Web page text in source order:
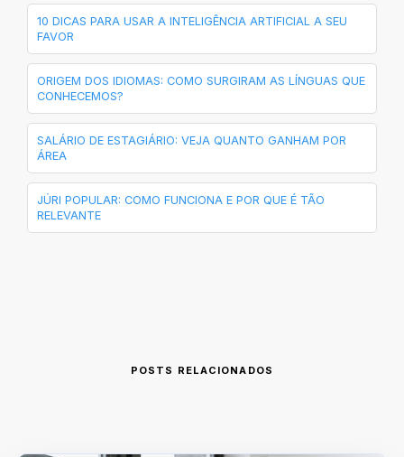
10 DICAS PARA USAR A INTELIGÊNCIA ARTIFICIAL A SEU
FAVOR
ORIGEM DOS IDIOMAS: COMO SURGIRAM AS LÍNGUAS QUE
CONHECEMOS?
SALÁRIO DE ESTAGIÁRIO: VEJA QUANTO GANHAM POR
ÁREA
JÚRI POPULAR: COMO FUNCIONA E POR QUE É TÃO
RELEVANTE
POSTS RELACIONADOS